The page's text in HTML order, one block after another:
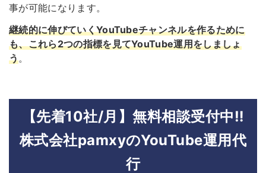
事が可能になります。
継続的に伸びていくYouTubeチャンネルを作るために
も、これら2つの指標を見てYouTube運用をしましょ
う。
【先着10社/月】無料相談受付中‼︎
株式会社pamxyのYouTube運用代
行